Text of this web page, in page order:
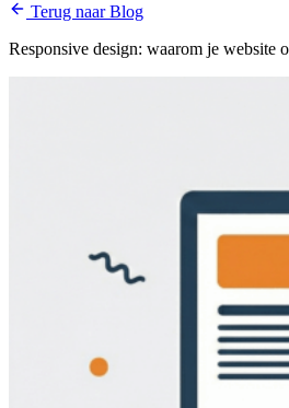
Terug naar Blog
Responsive design: waarom je website